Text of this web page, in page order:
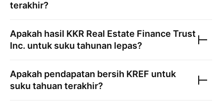
terakhir?
Apakah hasil KKR Real Estate Finance Trust
Inc. untuk suku tahunan lepas?
Apakah pendapatan bersih KREF untuk
suku tahuan terakhir?